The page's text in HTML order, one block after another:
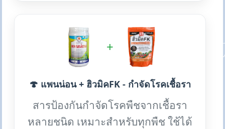
+
🍄 แพนน่อน + ฮิวมิคFK - กำจัดโรคเชื้อรา
สารป้องกันกำจัดโรคพืชจากเชื้อรา
หลายชนิด เหมาะสำหรับทุกพืช ใช้ได้